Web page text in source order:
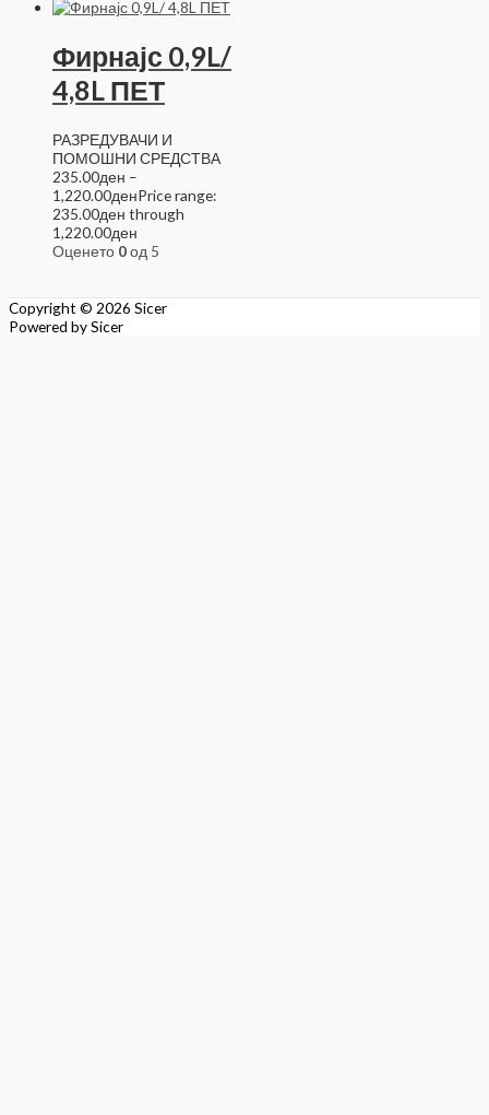
Фирнајс 0,9L/
4,8L ПЕТ
РАЗРЕДУВАЧИ И
ПОМОШНИ СРЕДСТВА
235.00ден –
1,220.00денPrice range:
235.00ден through
1,220.00ден
Оценето 0од 5
Copyright © 2026 Sicer
Powered bySicer